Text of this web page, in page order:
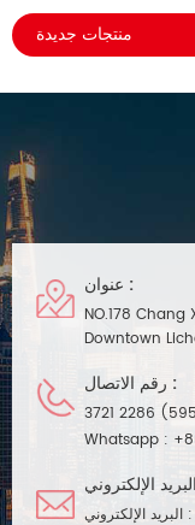
منتجات جديدة
عنوان :
NO.178
Downtown
رقم الاتصال :
Whatsapp :
البريد الإلكتروني :